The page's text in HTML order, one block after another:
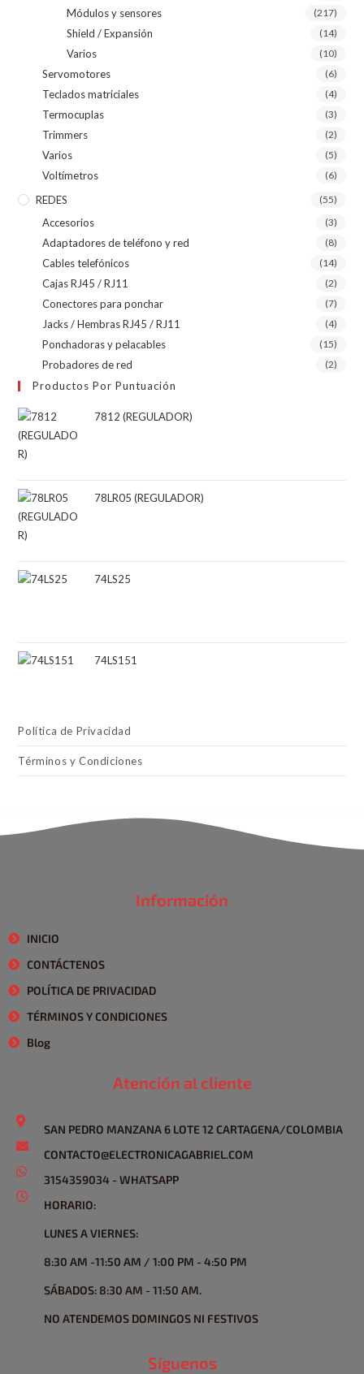
Módulos y sensores (217)
Shield / Expansión (14)
Varios (10)
Servomotores (6)
Teclados matriciales (4)
Termocuplas (3)
Trimmers (2)
Varios (5)
Voltímetros (6)
REDES (55)
Accesorios (3)
Adaptadores de teléfono y red (8)
Cables telefónicos (14)
Cajas RJ45 / RJ11 (2)
Conectores para ponchar (7)
Jacks / Hembras RJ45 / RJ11 (4)
Ponchadoras y pelacables (15)
Probadores de red (2)
Productos Por Puntuación
7812 (REGULADOR)
78LR05 (REGULADOR)
74LS25
74LS151
Política de Privacidad
Términos y Condiciones
Información
INICIO
CONTÁCTENOS
POLÍTICA DE PRIVACIDAD
TÉRMINOS Y CONDICIONES
Blog
Atención al cliente
SAN PEDRO MANZANA 6 LOTE 12 CARTAGENA/COLOMBIA
CONTACTO@ELECTRONICAGABRIEL.COM
3154359034 - WHATSAPP
HORARIO:
LUNES A VIERNES:
8:30 AM -11:50 AM / 1:00 PM - 4:50 PM
SÁBADOS: 8:30 AM - 11:50 AM.
NO ATENDEMOS DOMINGOS NI FESTIVOS
Síguenos